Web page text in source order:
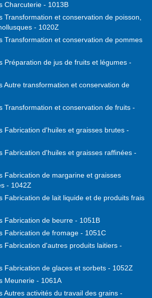
Charcuterie - 1013B
Transformation et conservation de poisson,
- 1020Z
Transformation et conservation de pommes
Préparation de jus de fruits et légumes -
Autre transformation et conservation de
Transformation et conservation de fruits -
Fabrication d'huiles et graisses brutes -
Fabrication d'huiles et graisses raffinées -
Fabrication de margarine et graisses
- 1042Z
Fabrication de lait liquide et de produits frais
Fabrication de beurre - 1051B
Fabrication de fromage - 1051C
Fabrication d'autres produits laitiers -
Fabrication de glaces et sorbets - 1052Z
Meunerie - 1061A
Autres activités du travail des grains -